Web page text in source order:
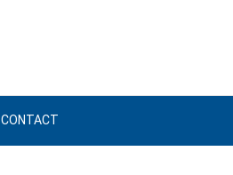
CONTACT